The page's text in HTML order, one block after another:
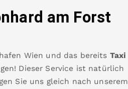
am Forst
Wien und das bereits Taxi
Dieser Service ist natürlich
Sie uns gleich nach unserem